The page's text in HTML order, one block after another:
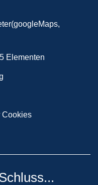
Elementen
Cookies